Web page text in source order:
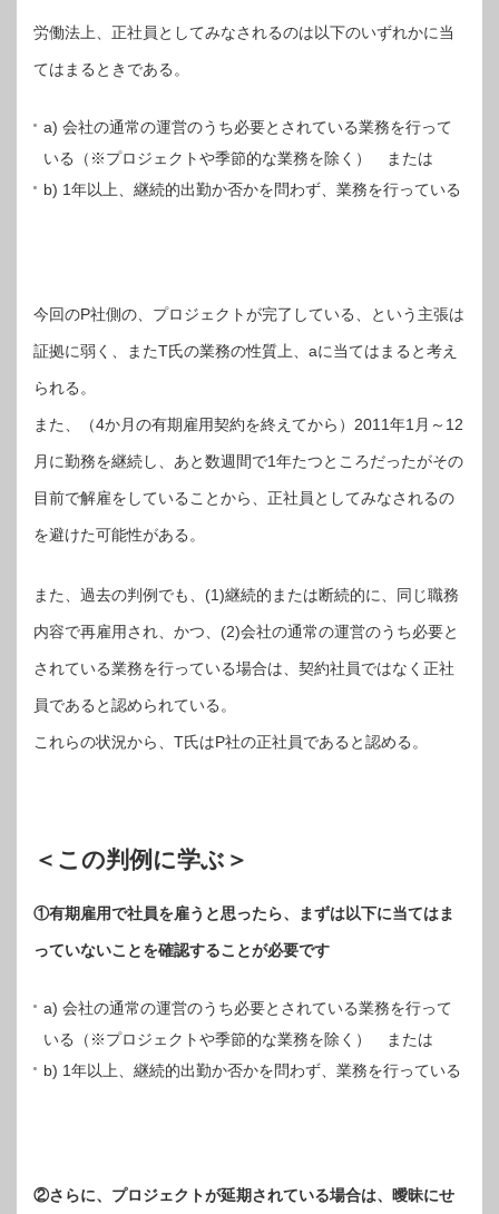
労働法上、正社員としてみなされるのは以下のいずれかに当
てはまるときである。
a) 会社の通常の運営のうち必要とされている業務を行って
いる（※プロジェクトや季節的な業務を除く） または
b) 1年以上、継続的出勤か否かを問わず、業務を行っている
今回のP社側の、プロジェクトが完了している、という主張は
証拠に弱く、またT氏の業務の性質上、aに当てはまると考え
られる。
また、（4か月の有期雇用契約を終えてから）2011年1月～12
月に勤務を継続し、あと数週間で1年たつところだったがその
目前で解雇をしていることから、正社員としてみなされるの
を避けた可能性がある。
また、過去の判例でも、(1)継続的または断続的に、同じ職務
内容で再雇用され、かつ、(2)会社の通常の運営のうち必要と
されている業務を行っている場合は、契約社員ではなく正社
員であると認められている。
これらの状況から、T氏はP社の正社員であると認める。
＜この判例に学ぶ＞
①有期雇用で社員を雇うと思ったら、まずは以下に当てはま
っていないことを確認することが必要です
a) 会社の通常の運営のうち必要とされている業務を行って
いる（※プロジェクトや季節的な業務を除く） または
b) 1年以上、継続的出勤か否かを問わず、業務を行っている
②さらに、プロジェクトが延期されている場合は、曖昧にせ